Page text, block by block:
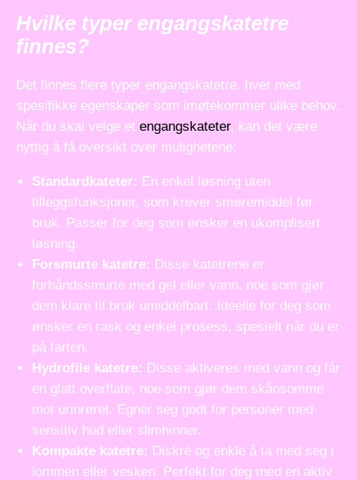
Hvilke typer engangskatetre
finnes?
Det finnes flere typer engangskatetre, hver med
spesifikke egenskaper som imøtekommer ulike behov.
Når du skal velge et engangskateter, kan det være
nyttig å få oversikt over mulighetene:
Standardkateter: En enkel løsning uten
tilleggsfunksjoner, som krever smøremiddel før
bruk. Passer for deg som ønsker en ukomplisert
løsning.
Forsmurte katetre: Disse katetrene er
forhåndssmurte med gel eller vann, noe som gjør
dem klare til bruk umiddelbart. Ideelle for deg som
ønsker en rask og enkel prosess, spesielt når du er
på farten.
Hydrofile katetre: Disse aktiveres med vann og får
en glatt overflate, noe som gjør dem skånsomme
mot urinrøret. Egner seg godt for personer med
sensitiv hud eller slimhinner.
Kompakte katetre: Diskré og enkle å ta med seg i
lommen eller vesken. Perfekt for deg med en aktiv